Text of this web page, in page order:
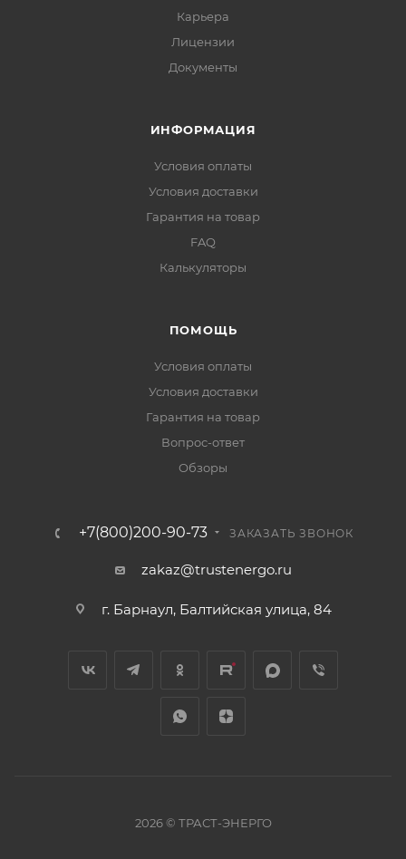
Карьера
Лицензии
Документы
ИНФОРМАЦИЯ
Условия оплаты
Условия доставки
Гарантия на товар
FAQ
Калькуляторы
ПОМОЩЬ
Условия оплаты
Условия доставки
Гарантия на товар
Вопрос-ответ
Обзоры
+7(800)200-90-73 ЗАКАЗАТЬ ЗВОНОК
zakaz@trustenergo.ru
г. Барнаул, Балтийская улица, 84
2026 © ТРАСТ-ЭНЕРГО